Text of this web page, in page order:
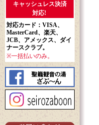
キャッシュレス決済
対応!
対応カード：VISA、
MasterCard、楽天、
JCB、アメックス、ダイ
ナースクラブ。
※一括払いのみ。